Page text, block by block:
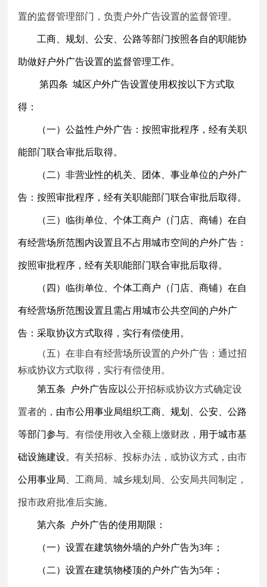
置的监督管理部门，负责户外广告设置的监督管理。
工商、规划、公安、公路等部门按照各自的职能协
助做好户外广告设置的监督管理工作。
第四条 城区户外广告设置使用权按以下方式取
得：
（一）公益性户外广告：按照审批程序，经有关职
能部门联合审批后取得。
（二）非营业性的机关、团体、事业单位的户外广
告：按照审批程序，经有关职能部门联合审批后取得。
（三）临街单位、个体工商户（门店、商铺）在自
有经营场所范围内设置且不占用城市空间的户外广告：
按照审批程序，经有关职能部门联合审批后取得。
（四）临街单位、个体工商户（门店、商铺）在自
有经营场所范围设置且需占用城市公共空间的户外广
告：采取协议方式取得，实行有偿使用。
（五）在非自有经营场所设置的户外广告：通过招
标或协议方式取得，实行有偿使用。
第五条
户外广告应以公开招标或协议方式确定设
置者的， 由市公用事业局组织工商、规划、公安、公路
等部门参与。有偿使用收入全额上缴财政， 用于城市基
础设施建设。有关招标、投标办法，或协议方式，由市
公用事业局 、工商局、城乡规划局、公安局共同制定，
报市政府批准后实施。
第六条 户外广告的使用期限：
（一）设置在建筑物外墙的户外广告为3年；
（二）设置在建筑物楼顶的户外广告为5年；